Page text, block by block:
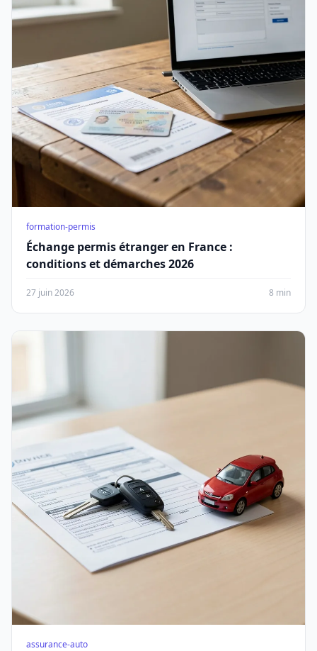
formation-permis
Échange permis étranger en France :
conditions et démarches 2026
27 juin 2026 8 min
assurance-auto